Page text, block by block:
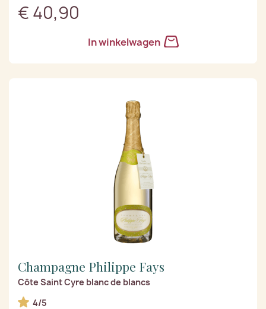
€ 40,90
In winkelwagen
Champagne Philippe Fays
Côte Saint Cyre blanc de blancs
4/5